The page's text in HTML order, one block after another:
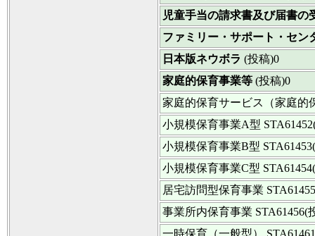
児童手当の請求書及び届書
ファミリー・サポート・セン
日本版ネウボラ (投稿)0
家庭的保育事業等 (投稿)0
家庭的保育サービス（家庭的
小規模保育事業A型
小規模保育事業B型
小規模保育事業C型
居宅訪問型保育事業
事業所内保育事業 STA61456(
一時保育（一般型）